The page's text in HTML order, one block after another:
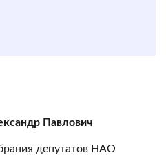
Павлович
депутатов НАО